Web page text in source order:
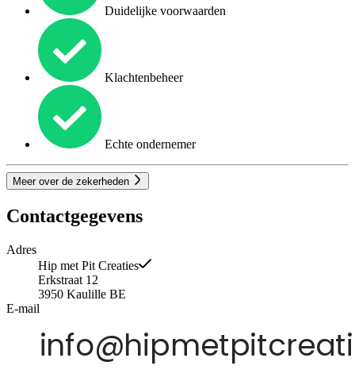
Duidelijke voorwaarden
Klachtenbeheer
Echte ondernemer
Meer over de zekerheden
Contactgegevens
Adres
Hip met Pit Creaties
Erkstraat 12
3950 Kaulille BE
E-mail